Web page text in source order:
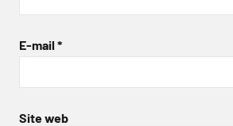
E-mail *
Site web